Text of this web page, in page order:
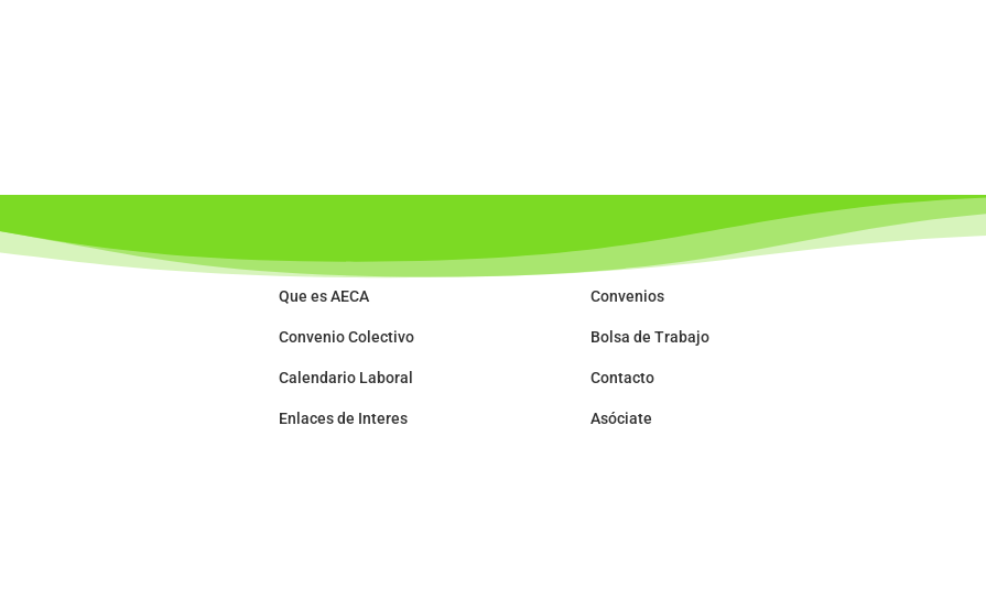
Que es AECA
Convenio Colectivo
Calendario Laboral
Enlaces de Interes
Convenios
Bolsa de Trabajo
Contacto
Asóciate